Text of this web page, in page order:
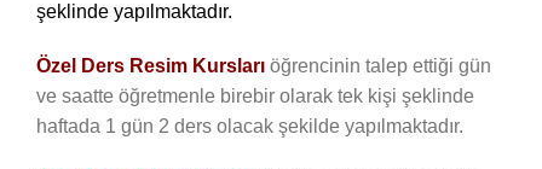
şeklinde yapılmaktadır.
Özel Ders Resim Kurslarıöğrencinin talep ettiği gün
ve saatte öğretmenle birebir olarak tek kişi şeklinde
haftada 1 gün 2 ders olacak şekilde yapılmaktadır.